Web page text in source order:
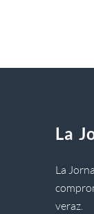
La
La
veraz.